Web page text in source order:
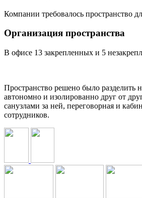
Компании требовалось пространство
Организация пространства
В офисе 13 закрепленных и 5
Пространство решено было разделить
автономно и изолированно друг от
санузлами за ней, переговорная и
сотрудников.